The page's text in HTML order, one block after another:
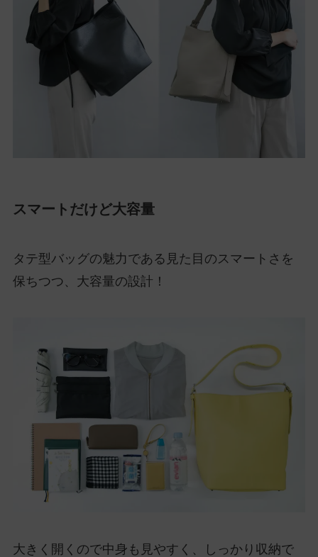
スマートだけど大容量
タテ型バッグの魅力である見た目のスマートさを
保ちつつ、大容量の設計！
大きく開くので中身も見やすく、しっかり収納で